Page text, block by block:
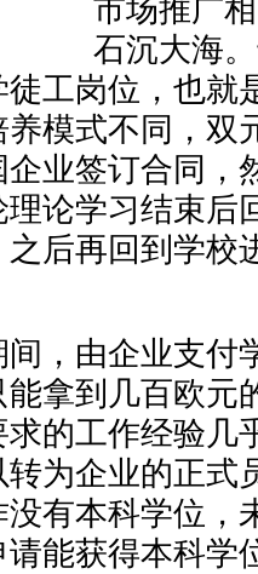
市场推广
石沉大海
工岗位，也就
模式不同，双
业签订合同，
论学习结束后
后再回到学校
，由企业支付
拿到几百欧元
的工作经验几
为企业的正式
有本科学位，
能获得本科学